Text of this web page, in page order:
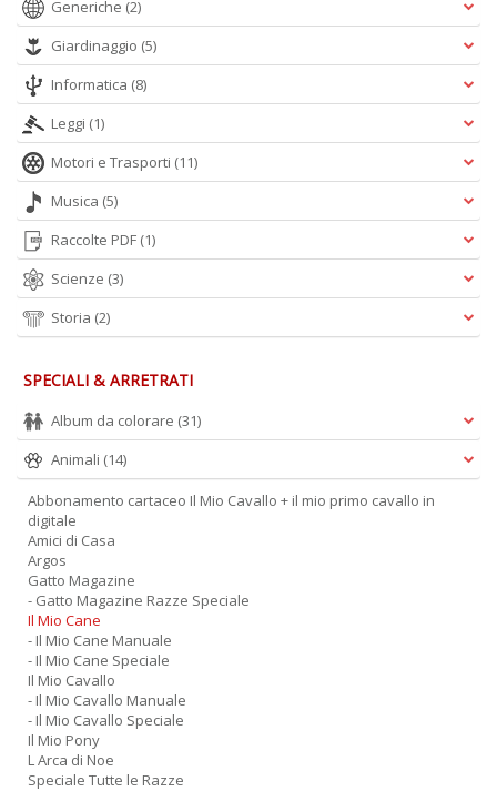
Generiche (2)
Giardinaggio (5)
Informatica (8)
Leggi (1)
Motori e Trasporti (11)
Musica (5)
Raccolte PDF (1)
Scienze (3)
Storia (2)
SPECIALI & ARRETRATI
Album da colorare (31)
Animali (14)
Abbonamento cartaceo Il Mio Cavallo + il mio primo cavallo in
digitale
Amici di Casa
Argos
Gatto Magazine
- Gatto Magazine Razze Speciale
Il Mio Cane
- Il Mio Cane Manuale
- Il Mio Cane Speciale
Il Mio Cavallo
- Il Mio Cavallo Manuale
- Il Mio Cavallo Speciale
Il Mio Pony
L Arca di Noe
Speciale Tutte le Razze